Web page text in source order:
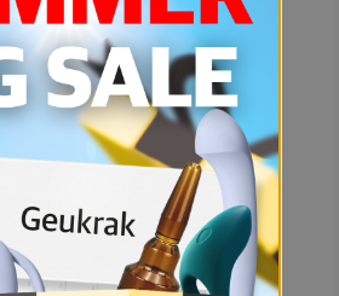
예상치 못한 에러입니다.